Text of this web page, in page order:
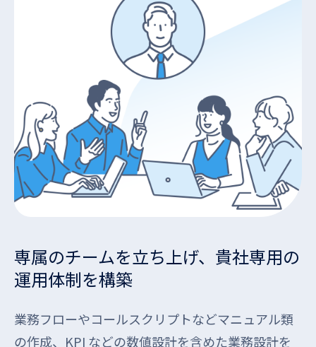
専属のチームを立ち上げ、貴社専用の
運用体制を構築
業務フローやコールスクリプトなどマニュアル類
の作成、KPI などの数値設計を含めた業務設計を